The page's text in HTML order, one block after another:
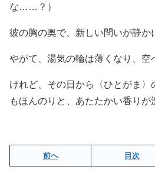
な……？）
彼の胸の奥で、新しい問いが静か
やがて、湯気の輪は薄くなり、空
けれど、その日から〈ひとがま〉
もほんのりと、あたたかい香りが
前へ 目次